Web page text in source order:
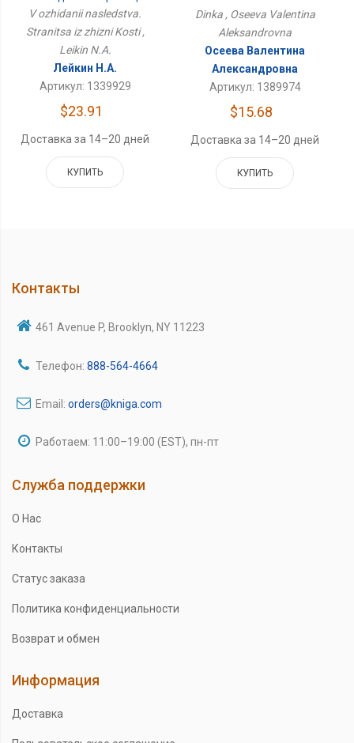
Из Жизни Кости
V ozhidanii nasledstva.
Stranitsa iz zhizni Kosti ,
Leikin N.A.
Лейкин Н.А.
Артикул: 1339929
$23.91
Доставка за 14–20 дней
КУПИТЬ
Dinka , Oseeva Valentina
Aleksandrovna
Осеева Валентина
Александровна
Артикул: 1389974
$15.68
Доставка за 14–20 дней
КУПИТЬ
Контакты
461 Avenue P, Brooklyn, NY 11223
Телефон: 888-564-4664
Email: orders@kniga.com
Работаем: 11:00–19:00 (EST), пн-пт
Служба поддержки
О Нас
Контакты
Статус заказа
Политика конфиденциальности
Возврат и обмен
Информация
Доставка